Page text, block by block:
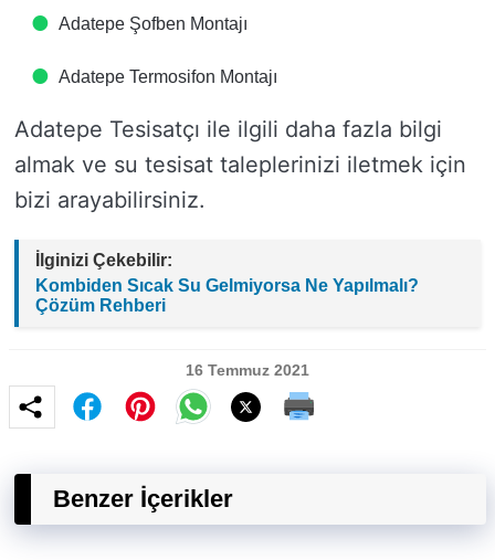
Adatepe Şofben Montajı
Adatepe Termosifon Montajı
Adatepe Tesisatçı ile ilgili daha fazla bilgi
almak ve su tesisat taleplerinizi iletmek için
bizi arayabilirsiniz.
İlginizi Çekebilir:
Kombiden Sıcak Su Gelmiyorsa Ne Yapılmalı?
Çözüm Rehberi
16 Temmuz 2021
Benzer İçerikler